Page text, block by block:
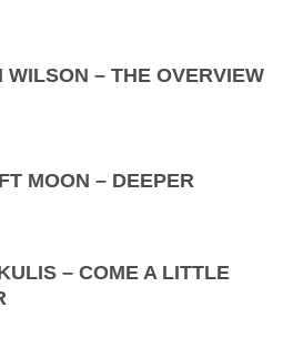
WILSON – THE OVERVIEW
MOON – DEEPER
– COME A LITTLE